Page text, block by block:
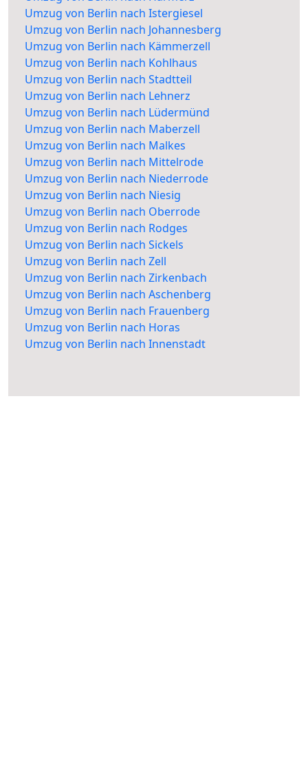
Umzug von Berlin nach Istergiesel
Umzug von Berlin nach Johannesberg
Umzug von Berlin nach Kämmerzell
Umzug von Berlin nach Kohlhaus
Umzug von Berlin nach Stadtteil
Umzug von Berlin nach Lehnerz
Umzug von Berlin nach Lüdermünd
Umzug von Berlin nach Maberzell
Umzug von Berlin nach Malkes
Umzug von Berlin nach Mittelrode
Umzug von Berlin nach Niederrode
Umzug von Berlin nach Niesig
Umzug von Berlin nach Oberrode
Umzug von Berlin nach Rodges
Umzug von Berlin nach Sickels
Umzug von Berlin nach Zell
Umzug von Berlin nach Zirkenbach
Umzug von Berlin nach Aschenberg
Umzug von Berlin nach Frauenberg
Umzug von Berlin nach Horas
Umzug von Berlin nach Innenstadt